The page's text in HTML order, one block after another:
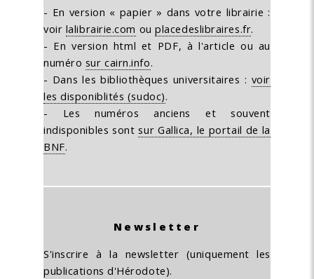
- En version « papier » dans votre librairie :
voir lalibrairie.com ouplacedeslibraires.fr.
- En version html et PDF, à l'article ou au
numéro sur cairn.info.
- Dans les bibliothèques universitaires : voir
les disponiblités (sudoc).
- Les numéros anciens et souvent
indisponibles sontsur Gallica, le portail de la
BNF.
Newsletter
S'inscrire à la newsletter (uniquement les
publications d'Hérodote).